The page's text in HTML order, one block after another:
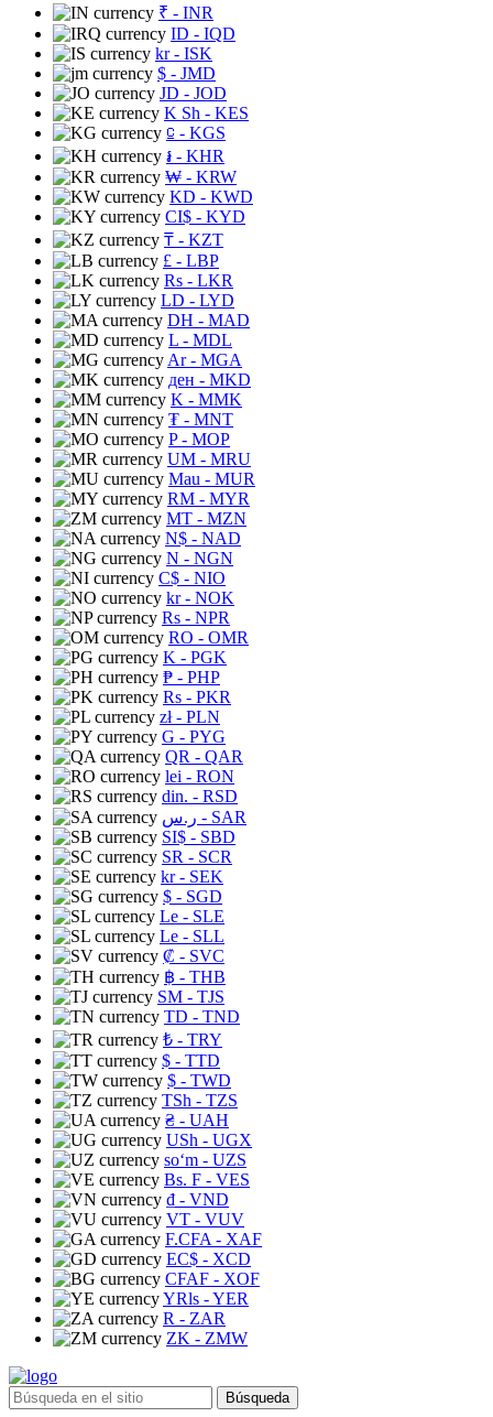
₹ - INR
ID - IQD
kr- ISK
$ - JMD
JD - JOD
K Sh - KES
⃀ - KGS
៛ - KHR
₩ - KRW
KD - KWD
CI$ - KYD
₸ - KZT
£ - LBP
Rs - LKR
LD - LYD
DH - MAD
L - MDL
Ar- MGA
ден - MKD
K - MMK
₮ - MNT
P- MOP
UM - MRU
Mau - MUR
RM - MYR
MT - MZN
N$ - NAD
N - NGN
C$ - NIO
kr- NOK
Rs - NPR
RO - OMR
K - PGK
₱ - PHP
Rs - PKR
zł- PLN
G - PYG
QR - QAR
lei - RON
din. - RSD
ر.س - SAR
SI$ - SBD
SR - SCR
kr- SEK
$ - SGD
Le - SLE
Le - SLL
₡ - SVC
฿ - THB
ЅМ - TJS
TD - TND
₺ - TRY
$ - TTD
$ - TWD
TSh - TZS
₴ - UAH
USh - UGX
soʻm - UZS
Bs. F - VES
₫ - VND
VT - VUV
F.CFA - XAF
EC$ - XCD
CFAF - XOF
YRls - YER
R - ZAR
ZK - ZMW
Búsqueda